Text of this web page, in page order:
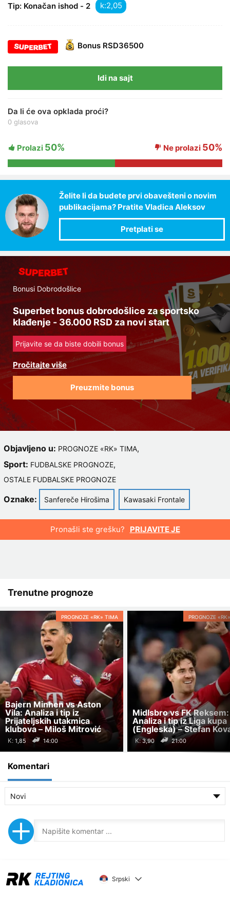
Tip: Konačan ishod - 2 k:
Bonus RSD36500
Idi na sajt
Da li će ova opklada proći?
0 glasova
Prolazi 50% Ne prolazi 50%
Želite li da budete prvi obavešteni o novim
publikacijama? Pratite Vladica Aleksov
Bonusi Dobrodošlice
Superbet bonus dobrodošlice za sportsko
klađenje - 36.000 RSD za novi start
Prijavite se da biste dobili bonus
Preuzmite bonus
Objavljeno u: PROGNOZE «RK» TIMA,
Sport: FUDBALSKE PROGNOZE,
OSTALE FUDBALSKE PROGNOZE
Oznake: Sanfereče Hirošima Kawasaki Frontale
Pronašli ste grešku? PRIJAVITE JE
Trenutne prognoze
PROGNOZE «RK» TIMA
Bajern Minhen vs Aston
Vila: Analiza i tip iz
Prijateljskih utakmica
klubova – Miloš Mitrović
K: 14:00
PROGNOZE
Midlsbro vs FK Reksem:
Analiza i tip iz Liga kupa
(Engleska) – Stefan
K: 21:00
Komentari
Novi
Srpski